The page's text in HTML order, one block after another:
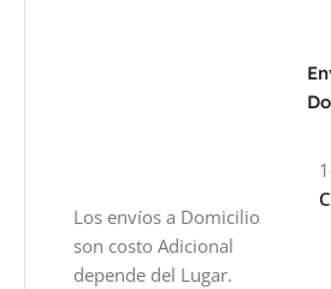
Los envíos a Domicilio
son costo Adicional
depende del Lugar.